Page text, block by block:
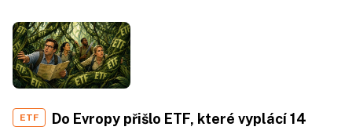
ETF
Do Evropy přišlo ETF, které vyplácí 14